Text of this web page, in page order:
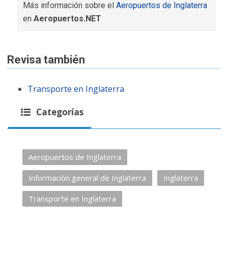
Más información sobre el Aeropuertos de Inglaterra
en Aeropuertos.NET
Revisa también
Transporte en Inglaterra
Categorías
Aeropuertos de Inglaterra
Información general de Inglaterra Inglaterra
Transporte en Inglaterra